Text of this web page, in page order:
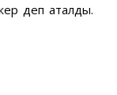
деп аталды.